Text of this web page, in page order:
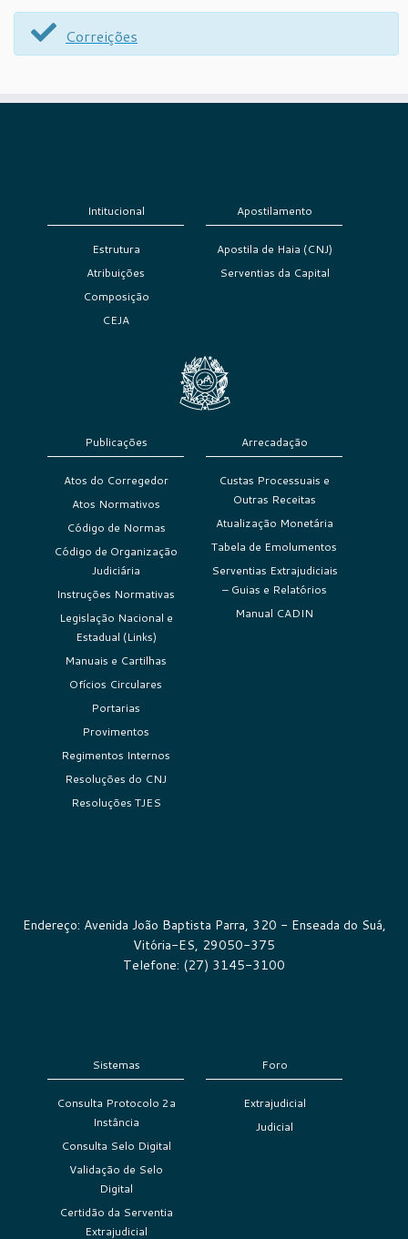
Correições
Intitucional
Estrutura
Atribuições
Composição
CEJA
Apostilamento
Apostila de Haia (CNJ)
Serventias da Capital
Publicações
Atos do Corregedor
Atos Normativos
Código de Normas
Código de Organização
Judiciária
Instruções Normativas
Legislação Nacional e
Estadual (Links)
Manuais e Cartilhas
Ofícios Circulares
Portarias
Provimentos
Regimentos Internos
Resoluções do CNJ
Resoluções TJES
Arrecadação
Custas Processuais e
Outras Receitas
Atualização Monetária
Tabela de Emolumentos
Serventias Extrajudiciais
– Guias e Relatórios
Manual CADIN
Endereço: Avenida João Baptista Parra, 320 - Enseada do Suá,
Vitória-ES, 29050-375
Telefone: (27) 3145-3100
Sistemas
Consulta Protocolo 2a
Instância
Consulta Selo Digital
Validação de Selo
Digital
Certidão da Serventia
Extrajudicial
Foro
Extrajudicial
Judicial